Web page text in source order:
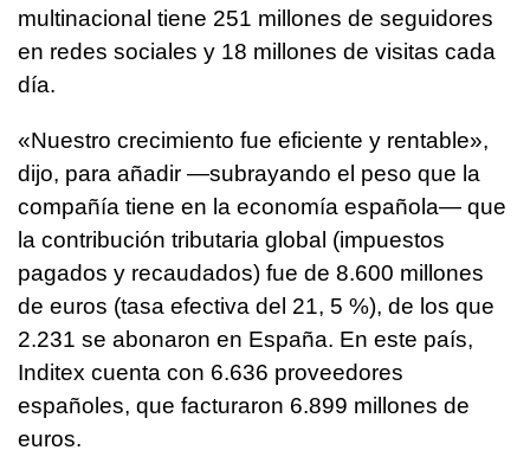
multinacional tiene 251 millones de seguidores
en redes sociales y 18 millones de visitas cada
día.
«Nuestro crecimiento fue eficiente y rentable»,
dijo, para añadir —subrayando el peso que la
compañía tiene en la economía española— que
la contribución tributaria global (impuestos
pagados y recaudados) fue de 8.600 millones
de euros (tasa efectiva del 21, 5 %), de los que
2.231 se abonaron en España. En este país,
Inditex cuenta con 6.636 proveedores
españoles, que facturaron 6.899 millones de
euros.